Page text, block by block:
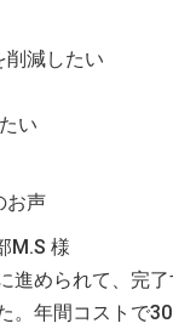
削減したい
い
お声
M.S 様
進められて、完
。年間コストで